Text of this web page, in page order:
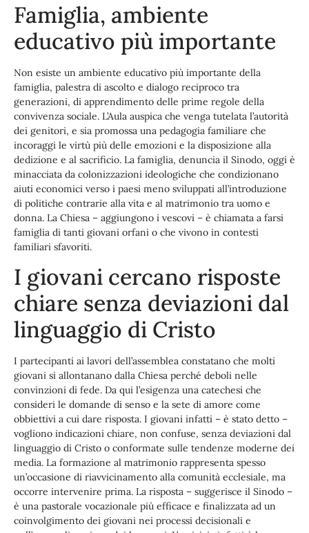
Famiglia, ambiente
educativo più importante
Non esiste un ambiente educativo più importante della
famiglia, palestra di ascolto e dialogo reciproco tra
generazioni, di apprendimento delle prime regole della
convivenza sociale. L’Aula auspica che venga tutelata l’autorità
dei genitori, e sia promossa una pedagogia familiare che
incoraggi le virtù più delle emozioni e la disposizione alla
dedizione e al sacrificio. La famiglia, denuncia il Sinodo, oggi è
minacciata da colonizzazioni ideologiche che condizionano
aiuti economici verso i paesi meno sviluppati all’introduzione
di politiche contrarie alla vita e al matrimonio tra uomo e
donna. La Chiesa – aggiungono i vescovi – è chiamata a farsi
famiglia di tanti giovani orfani o che vivono in contesti
familiari sfavoriti.
I giovani cercano risposte
chiare senza deviazioni dal
linguaggio di Cristo
I partecipanti ai lavori dell’assemblea constatano che molti
giovani si allontanano dalla Chiesa perché deboli nelle
convinzioni di fede. Da qui l’esigenza una catechesi che
consideri le domande di senso e la sete di amore come
obbiettivi a cui dare risposta. I giovani infatti – è stato detto –
vogliono indicazioni chiare, non confuse, senza deviazioni dal
linguaggio di Cristo o conformate sulle tendenze moderne dei
media. La formazione al matrimonio rappresenta spesso
un’occasione di riavvicinamento alla comunità ecclesiale, ma
occorre intervenire prima. La risposta – suggerisce il Sinodo –
è una pastorale vocazionale più efficace e finalizzata ad un
coinvolgimento dei giovani nei processi decisionali e